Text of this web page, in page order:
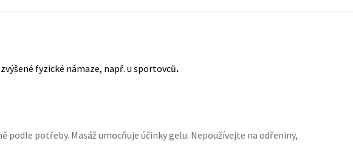
fyzické námaze, např. u sportovců.
potřeby. Masáž umocňuje účinky gelu. Nepoužívejte na odřeniny,